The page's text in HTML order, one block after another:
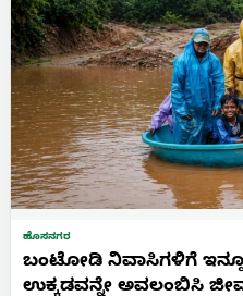
ಹೊಸನಗರ
ಬಂಟೋಡಿ ನಿವಾಸಿಗಳಿಗೆ ಇನ್ನೂ
ಉಕ್ಕಡವನ್ನೇ ಅವಲಂಬಿಸಿ